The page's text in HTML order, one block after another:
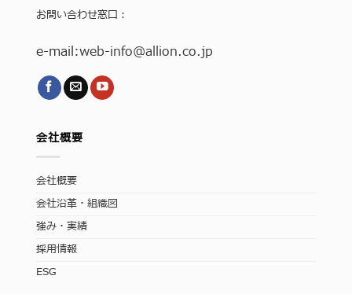
お問い合わせ窓口：
e-mail:web-info@allion.co.jp
会社概要
会社概要
会社沿革・組織図
強み・実績
採用情報
ESG